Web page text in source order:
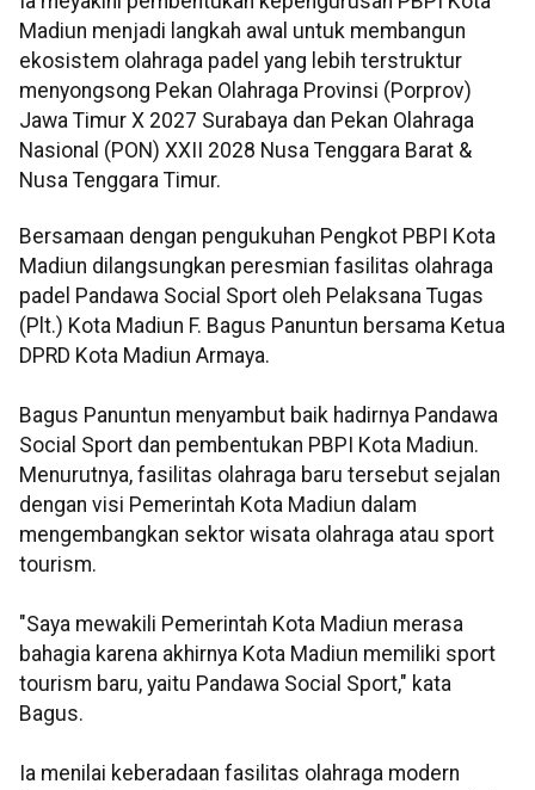
Madiun menjadi langkah awal untuk membangun
ekosistem olahraga padel yang lebih terstruktur
menyongsong Pekan Olahraga Provinsi (Porprov)
Jawa Timur X 2027 Surabaya dan Pekan Olahraga
Nasional (PON) XXII 2028 Nusa Tenggara Barat &
Nusa Tenggara Timur.
Bersamaan dengan pengukuhan Pengkot PBPI Kota
Madiun dilangsungkan peresmian fasilitas olahraga
padel Pandawa Social Sport oleh Pelaksana Tugas
(Plt.) Kota Madiun F. Bagus Panuntun bersama Ketua
DPRD Kota Madiun Armaya.
Bagus Panuntun menyambut baik hadirnya Pandawa
Social Sport dan pembentukan PBPI Kota Madiun.
Menurutnya, fasilitas olahraga baru tersebut sejalan
dengan visi Pemerintah Kota Madiun dalam
mengembangkan sektor wisata olahraga atau sport
tourism.
"Saya mewakili Pemerintah Kota Madiun merasa
bahagia karena akhirnya Kota Madiun memiliki sport
tourism baru, yaitu Pandawa Social Sport," kata
Bagus.
Ia menilai keberadaan fasilitas olahraga modern